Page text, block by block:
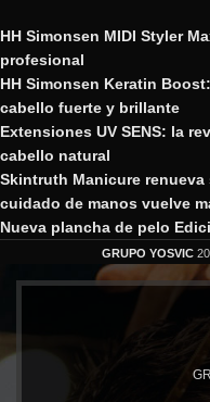
HH Simonsen MIDI Styler
profesional
HH Simonsen Keratin
cabello fuerte y brillante
Extensiones UV SENS: la
cabello natural
Skintruth Manicure
cuidado de manos vuelve
Nueva plancha de pelo
GRUPO YOSVIC